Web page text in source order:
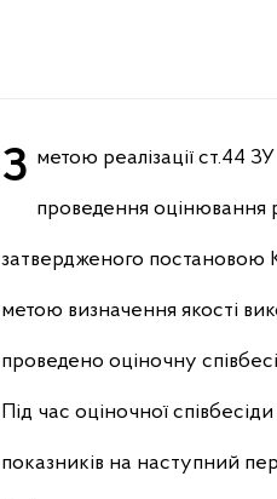
З метою реалізації
проведення оцінювання
затвердженого постановою
метою визначення якості
проведено оціночну
Під час оціночної
показників на наступний